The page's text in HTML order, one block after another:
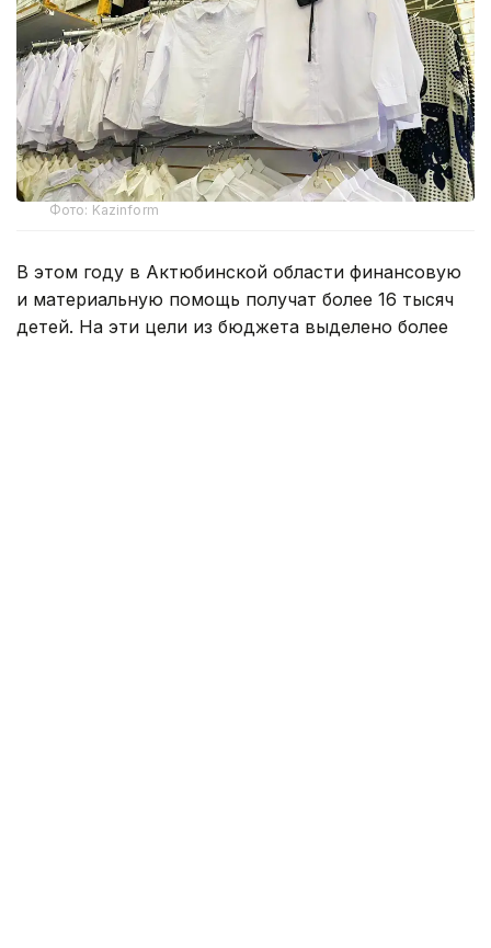
Фото: Kazinform
В этом году в Актюбинской области финансовую
и материальную помощь получат более 16 тысяч
детей. На эти цели из бюджета выделено более